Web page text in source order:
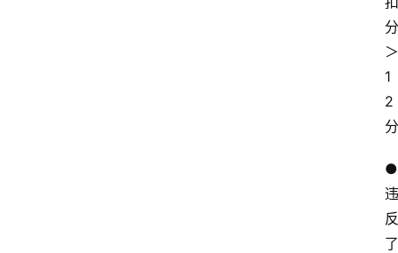
分
＞
1
2
分
●
违
反
了